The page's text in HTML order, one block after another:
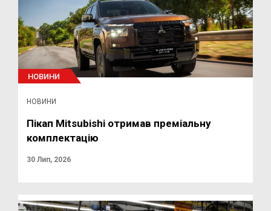
НОВИНИ
НОВИНИ
Пікап Mitsubishi отримав преміальну
комплектацію
30 Лип, 2026